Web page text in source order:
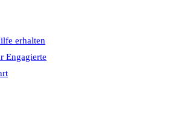
erhalten
Engagierte